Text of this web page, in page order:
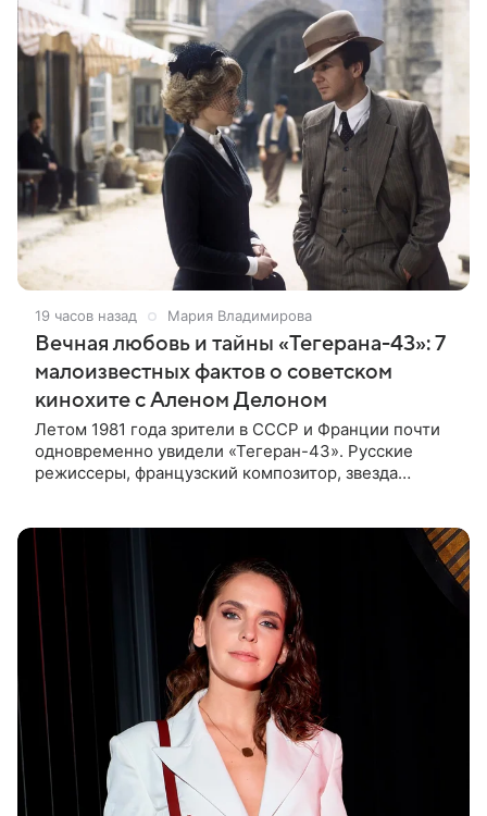
19 часов назад Мария Владимирова
Вечная любовь и тайны «Тегерана-43»: 7
малоизвестных фактов о советском
кинохите с Аленом Делоном
Летом 1981 года зрители в СССР и Франции почти
одновременно увидели «Тегеран-43». Русские
режиссеры, французский композитор, звезда